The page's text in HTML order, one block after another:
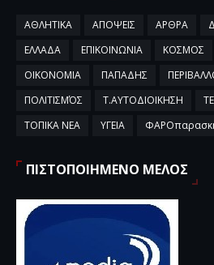
ΑΘΛΗΤΙΚΑ ΑΠΟΨΕΙΣ ΑΡΘΡΑ
ΕΛΛΑΔΑ
ΕΠΙΚΟΙΝΩΝΙΑ ΚΟΣΜΟΣ
ΟΙΚΟΝΟΜΙΑ
ΠΑΠΑΔΗΣ
ΠΟΛΙΤΙΣΜΌΣ
Τ.ΑΥΤΟΔΙΟΙΚΗΣΗ
ΤΟΠΙΚΑ ΝΕΑ
ΥΓΕΙΑ
ΠΙΣΤΟΠΟΙΗΜΕΝΟ ΜΕΛΟΣ